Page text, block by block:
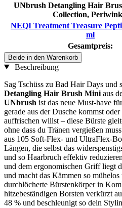
UNbrush Detangling Hair
Collection,
NEQI Treatment Treasure
ml
Gesamtpreis:
Beide in den Warenkorb
Beschreibung
Sag Tschüss zu Bad Hair Days und
Detangling Hair Brush Mini aus
UNbrush ist das neue Must-have
gerade aus der Dusche kommst
auffrischen willst – diese Bürste
ohne dass du Tränen vergießen
aus 105 Soft-Flex- und UltraFlex-
Längen, die selbst das
und so Haarbruch effektiv
und dem ergonomischen Griff liegt
und macht das Kämmen so
durchlöcherte Bürstenkörper in
hitzebeständigen Borsten verkürzt
48 % und beschleunigt so dein